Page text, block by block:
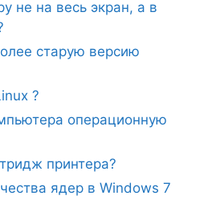
не на весь экран, а в
старую версию
?
операционную
принтера?
ядер в Windows 7